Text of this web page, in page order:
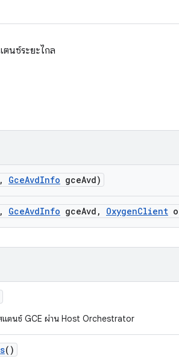
ตนซ์ระยะไกล
, GceAvdInfo gceAvd)
, GceAvdInfo gceAvd , OxygenClient
แตนซ์ GCE ผ่าน Host Orchestrator
()